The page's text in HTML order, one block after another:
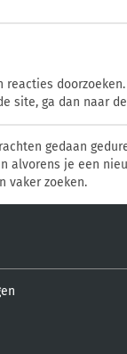
reacties
site, ga dan naar de
gedaan
alvorens je een
vaker zoeken.